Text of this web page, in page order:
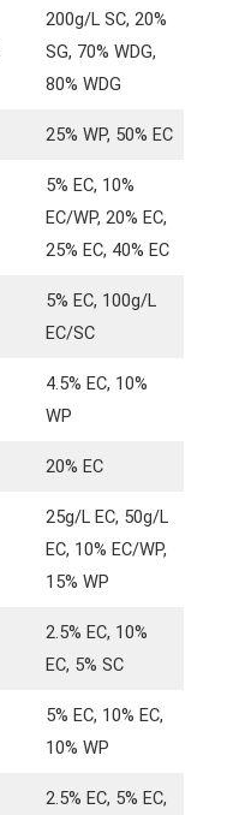
200g/L SC, 20%
SG, 70% WDG,
80% WDG
25% WP, 50% EC
5% EC, 10%
EC/WP, 20% EC,
25% EC, 40% EC
5% EC, 100g/L
EC/SC
4.5% EC, 10%
WP
20% EC
25g/L EC, 50g/L
EC, 10% EC/WP,
15% WP
2.5% EC, 10%
EC, 5% SC
5% EC, 10% EC,
10% WP
2.5% EC, 5% EC,